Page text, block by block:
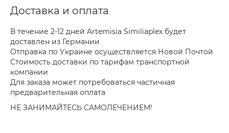
Доставка и оплата
В течение 2-12 дней Artemisia Similiaplex будет
доставлен из Германии
Отправка по Украине осуществляется Новой Почтой
Стоимость доставки по тарифам транспортной
компании
Для заказа может потребоваться частичная
предварительная оплата
НЕ ЗАНИМАЙТЕСЬ САМОЛЕЧЕНИЕМ!